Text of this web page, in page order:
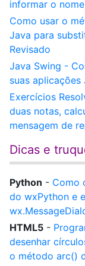
informar o
Como usar o
Java para
Revisado
Java Swing -
suas aplicações
Exercícios
duas notas,
mensagem de
Dicas e
Python - Como
do wxPython e
HTML5 -
desenhar
o método arc()